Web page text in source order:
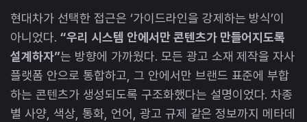
현대차가 선택한 접근은 ‘가이드라인을 강제하는 방식’이
아니었다. “우리 시스템 안에서만 콘텐츠가 만들어지도록
설계하자”는 방향에 가까웠다. 모든 광고 소재 제작을 자사
플랫폼 안으로 통합하고, 그 안에서만 브랜드 표준에 부합
하는 콘텐츠가 생성되도록 구조화했다는 설명이었다. 차종
별 사양, 색상, 통화, 언어, 광고 규제 같은 정보까지 메타데